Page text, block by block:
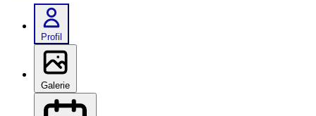
Profil
Galerie